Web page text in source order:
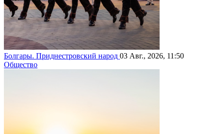
Болгары. Приднестровский народ 03 Авг., 2026, 11:50
Общество